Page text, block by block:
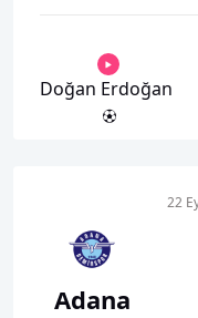
Doğan Erdoğan
Adana
22